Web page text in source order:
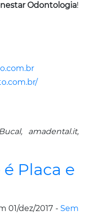
Odontologia!
amadental.it,
Placa e
01/dez/2017 - Sem